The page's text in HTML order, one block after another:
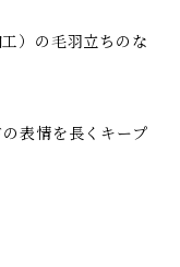
）の毛羽立ちのな
表情を長くキープ